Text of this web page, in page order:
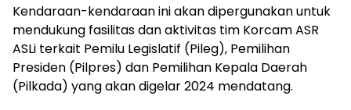
Kendaraan-kendaraan ini akan dipergunakan untuk
mendukung fasilitas dan aktivitas tim Korcam ASR
ASLi terkait Pemilu Legislatif (Pileg), Pemilihan
Presiden (Pilpres) dan Pemilihan Kepala Daerah
(Pilkada) yang akan digelar 2024 mendatang.